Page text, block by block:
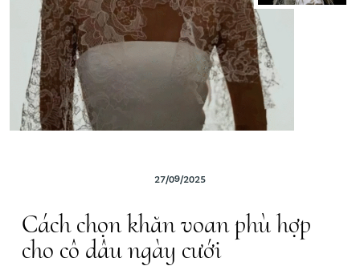
27/09/2025
Cách chọn khăn voan phù hợp
cho cô dâu ngày cưới